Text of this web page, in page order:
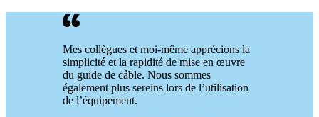
Mes collègues et moi-même apprécions la
simplicité et la rapidité de mise en œuvre
du guide de câble. Nous sommes
également plus sereins lors de l’utilisation
de l’équipement.